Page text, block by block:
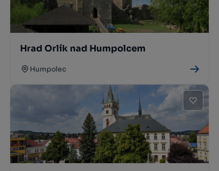
Hrad Orlík nad Humpolcem
Humpolec